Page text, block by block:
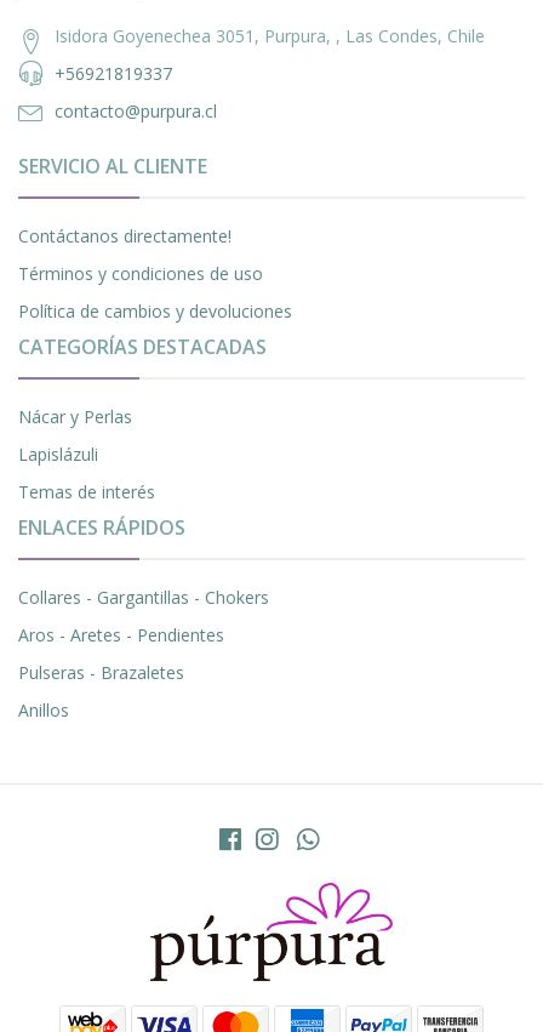
Isidora Goyenechea 3051, Purpura, , Las Condes, Chile
+56921819337
contacto@purpura.cl
SERVICIO AL CLIENTE
Contáctanos directamente!
Términos y condiciones de uso
Política de cambios y devoluciones
CATEGORÍAS DESTACADAS
Nácar y Perlas
Lapislázuli
Temas de interés
ENLACES RÁPIDOS
Collares - Gargantillas - Chokers
Aros - Aretes - Pendientes
Pulseras - Brazaletes
Anillos